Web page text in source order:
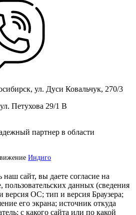
ул. Дуси Ковальчук, 270/3
Петухова 29/1 В
партнер в области
Индиго
сайт, вы даете согласие на
пользовательских данных (сведения
ОС; тип и версия Браузера;
его экрана; источник откуда
с какого сайта или по какой